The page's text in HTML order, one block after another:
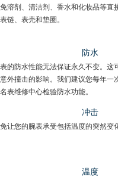
溶剂、清洁剂、香水和化妆品等直
链、表壳和垫圈。
防水
的防水性能无法保证永久不变。这
外撞击的影响。我们建议您每年一
表维修中心检验防水功能。
冲击
让您的腕表承受包括温度的突然变
温度